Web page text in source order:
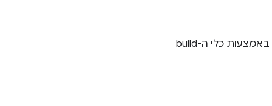
יוצרים קובץ שירות (service worker) או מכניסים מניפסט של מטמון לפני המטמון באמצעות כלי ה-build